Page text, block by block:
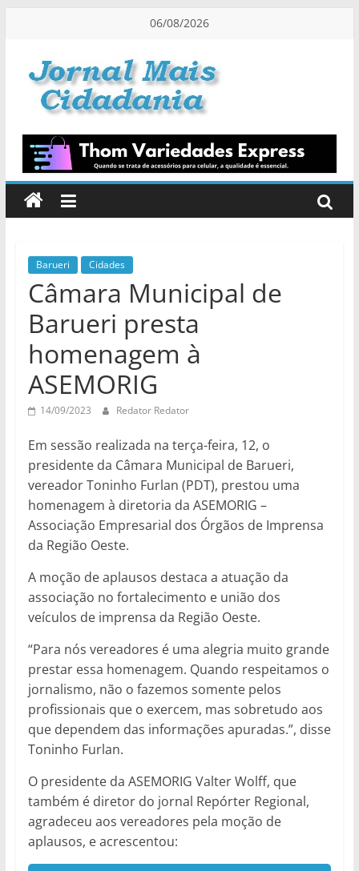
conteúdo
06/08/2026
Jornal
Mais
Cidadania
Medida
Certa!
Barueri Cidades
Câmara Municipal de
Barueri presta
homenagem à
ASEMORIG
14/09/2023 Redator Redator
Em sessão realizada na terça-feira, 12, o
presidente da Câmara Municipal de Barueri,
vereador Toninho Furlan (PDT), prestou uma
homenagem à diretoria da ASEMORIG –
Associação Empresarial dos Órgãos de Imprensa
da Região Oeste.
A moção de aplausos destaca a atuação da
associação no fortalecimento e união dos
veículos de imprensa da Região Oeste.
“Para nós vereadores é uma alegria muito grande
prestar essa homenagem. Quando respeitamos o
jornalismo, não o fazemos somente pelos
profissionais que o exercem, mas sobretudo aos
que dependem das informações apuradas.”, disse
Toninho Furlan.
O presidente da ASEMORIG Valter Wolff, que
também é diretor do jornal Repórter Regional,
agradeceu aos vereadores pela moção de
aplausos, e acrescentou: